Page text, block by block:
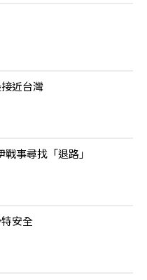
近台灣
事尋找「退路」
安全